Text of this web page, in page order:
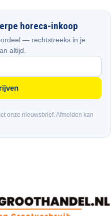
horeca-inkoop
— rechtstreeks in je
altijd.
onze nieuwsbrief. Afmelden kan